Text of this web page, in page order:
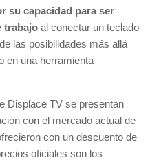
su capacidad para ser
trabajo al conectar un teclado
las posibilidades más allá
en una herramienta
Displace TV se presentan
con el mercado actual de
con un descuento de
oficiales son los